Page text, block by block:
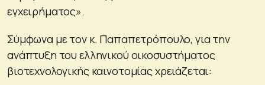
εγχειρήματος».
Σύμφωνα με τον κ. Παπαπετρόπουλο, για την
ανάπτυξη του ελληνικού οικοσυστήματος
βιοτεχνολογικής καινοτομίας χρειάζεται: